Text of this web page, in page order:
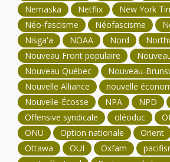
Nemaska
Netflix
New York
Néo-fascisme
Néofascisme
Nisga'a
NOAA Nord
Nouveau Front populaire
Nouveau Québec
Nouveau-
Nouvelle Alliance
nouvelle
Nouvelle-Écosse
NPA NPD
Offensive syndicale
oléoduc
ONU
Option nationale Orient
Ottawa
OUI Oxfam